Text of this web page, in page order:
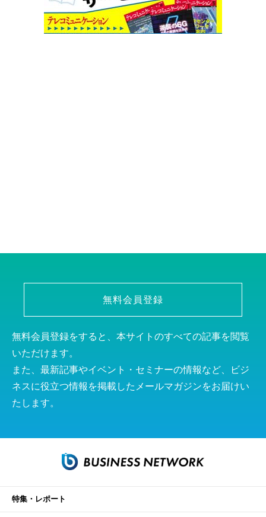
無料会員登録
無料会員登録をすると、本サイトのすべての記事を閲覧
いただけます。
また、最新記事やイベント・セミナーの情報など、ビジ
ネスに役立つ情報を掲載したメールマガジンをお届けい
たします。
特集・レポート